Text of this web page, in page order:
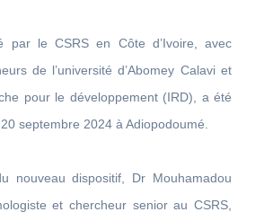
par le CSRS en Côte d’Ivoire, avec
de l’université d’Abomey Calavi et
pour le développement (IRD), a été
septembre 2024 à Adiopodoumé.
nouveau dispositif, Dr Mouhamadou
et chercheur senior au CSRS,